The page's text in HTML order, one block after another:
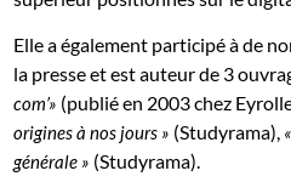
Elle a également participé à de
la presse et est auteur de 3
com’» (publié en 2003 chez
origines à nos jours » (Studyrama), «
générale » (Studyrama).